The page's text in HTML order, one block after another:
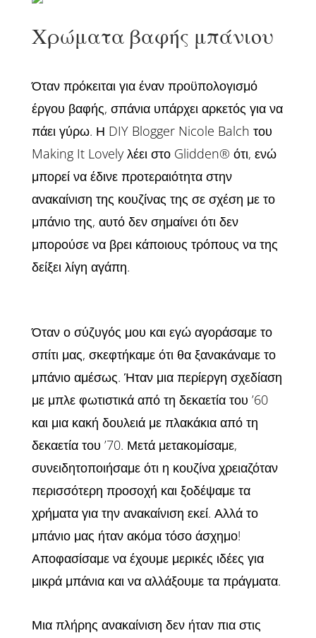
Χρώματα βαφής μπάνιου
Όταν πρόκειται για έναν προϋπολογισμό
έργου βαφής, σπάνια υπάρχει αρκετός για να
πάει γύρω. Η DIY Blogger Nicole Balch του
Making It Lovely λέει στο Glidden® ότι, ενώ
μπορεί να έδινε προτεραιότητα στην
ανακαίνιση της κουζίνας της σε σχέση με το
μπάνιο της, αυτό δεν σημαίνει ότι δεν
μπορούσε να βρει κάποιους τρόπους να της
δείξει λίγη αγάπη.
Όταν ο σύζυγός μου και εγώ αγοράσαμε το
σπίτι μας, σκεφτήκαμε ότι θα ξανακάναμε το
μπάνιο αμέσως. Ήταν μια περίεργη σχεδίαση
με μπλε φωτιστικά από τη δεκαετία του ’60
και μια κακή δουλειά με πλακάκια από τη
δεκαετία του ’70. Μετά μετακομίσαμε,
συνειδητοποιήσαμε ότι η κουζίνα χρειαζόταν
περισσότερη προσοχή και ξοδέψαμε τα
χρήματα για την ανακαίνιση εκεί. Αλλά το
μπάνιο μας ήταν ακόμα τόσο άσχημο!
Αποφασίσαμε να έχουμε μερικές ιδέες για
μικρά μπάνια και να αλλάξουμε τα πράγματα.
Μια πλήρης ανακαίνιση δεν ήταν πια στις